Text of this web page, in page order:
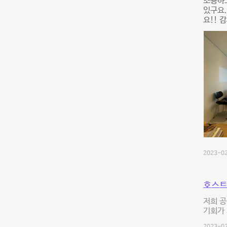
있구
요!!
2023-
호스
저희
기회